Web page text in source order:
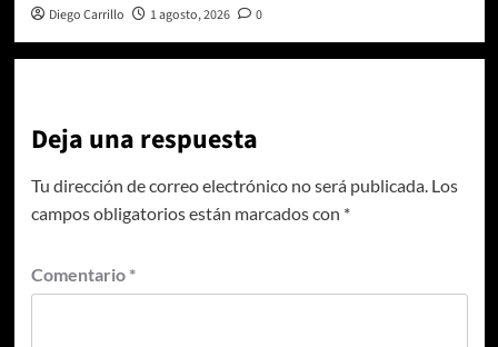
Diego Carrillo 1 agosto, 2026 0
Deja una respuesta
Tu dirección de correo electrónico no será publicada. Los
campos obligatorios están marcados con *
Comentario *